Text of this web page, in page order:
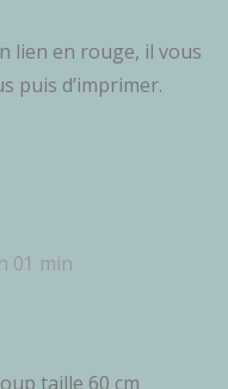
lien en rouge, il vous
puis d’imprimer.
01 min
taille 60 cm